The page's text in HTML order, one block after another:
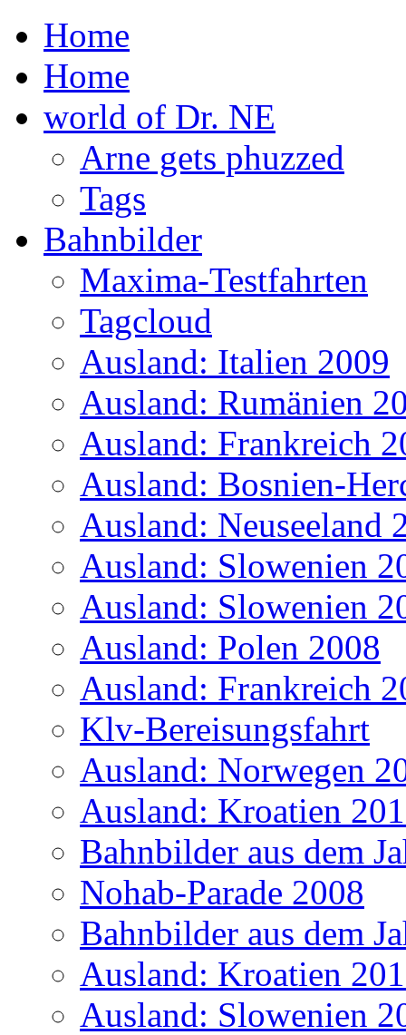
Home
Home
world of Dr. NE
Arne gets phuzzed
Tags
Bahnbilder
Maxima-Testfahrten
Tagcloud
Ausland: Italien 2009
Ausland: Rumänien
Ausland: Frankreich
Ausland: Bosnien-
Ausland: Neuseeland
Ausland: Slowenien
Ausland: Slowenien
Ausland: Polen 2008
Ausland: Frankreich
Klv-Bereisungsfahrt
Ausland: Norwegen
Ausland: Kroatien
Bahnbilder aus dem
Nohab-Parade 2008
Bahnbilder aus dem
Ausland: Kroatien
Ausland: Slowenien